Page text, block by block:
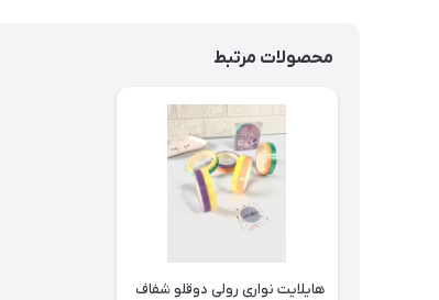
محصولات مرتبط
هایلایت نواری رولی دوقلو شفاف